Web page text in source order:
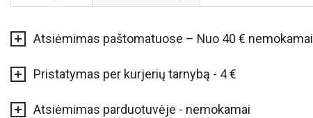
Atsiėmimas paštomatuose – Nuo 40 € nemokamai
Pristatymas per kurjerių tarnybą - 4 €
Atsiėmimas parduotuvėje - nemokamai